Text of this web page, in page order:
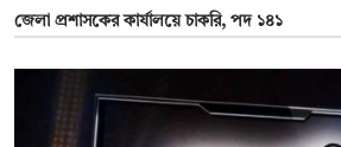
জেলা প্রশাসকের কার্যালয়ে চাকরি, পদ ১৪১